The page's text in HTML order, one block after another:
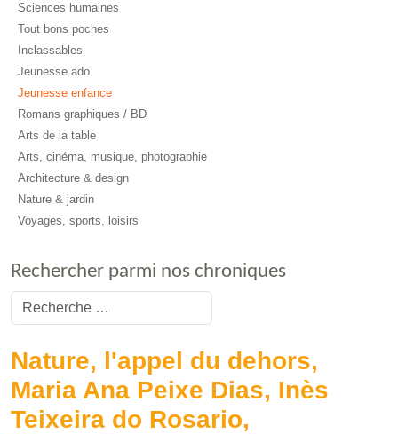
Sciences humaines
Tout bons poches
Inclassables
Jeunesse ado
Jeunesse enfance
Romans graphiques / BD
Arts de la table
Arts, cinéma, musique, photographie
Architecture & design
Nature & jardin
Voyages, sports, loisirs
Rechercher parmi nos chroniques
Valider
Nature, l'appel du dehors,
Maria Ana Peixe Dias, Inès
Teixeira do Rosario,